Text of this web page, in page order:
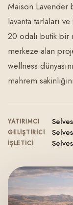
Maison Lavender
lavanta tarlaları
20 odalı butik bir
merkeze alan
wellness
mahrem
YATIRIMCI
GELIŞTIRICI
İŞLETICI